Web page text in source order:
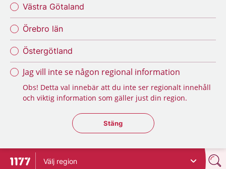
Västra Götaland
Örebro län
Östergötland
Jag vill inte se någon regional information
Obs! Detta val innebär att du inte ser regionalt innehåll
och viktig information som gäller just din region.
Stäng regionsväljaren
Stäng
Till startsidan för 1177
Välj region